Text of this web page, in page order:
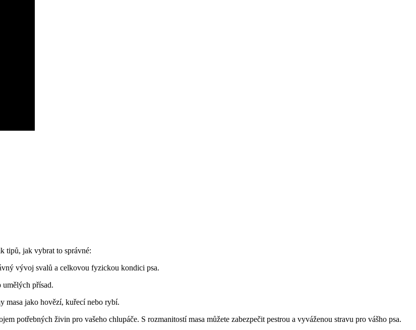
tipů, jak vybrat to správné:
vývoj svalů a celkovou fyzickou kondici psa.
umělých přísad.
masa jako hovězí, kuřecí nebo rybí.
potřebných živin pro vašeho chlupáče. S rozmanitostí masa můžete zabezpečit pestrou a vyváženou stravu pro vášho psa.